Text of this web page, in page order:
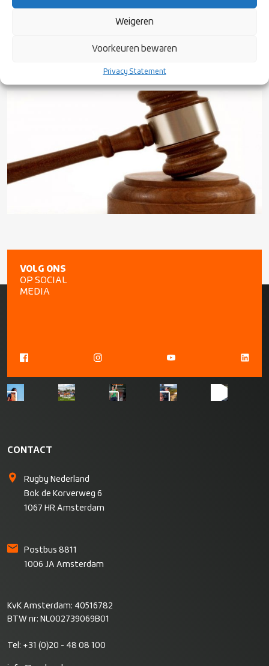
Weigeren
Voorkeuren bewaren
Privacy Statement
schriftelijk bekend maken en de uitnodiging tijdig naar haar leden
VOLG ONS
OP SOCIAL
MEDIA
CONTACT
Rugby Nederland
Bok de Korverweg 6
1067 HR Amsterdam
Postbus 8811
1006 JA Amsterdam
KvK Amsterdam: 40516782
BTW nr: NL002739069B01
Tel: +31 (0)20 - 48 08 100